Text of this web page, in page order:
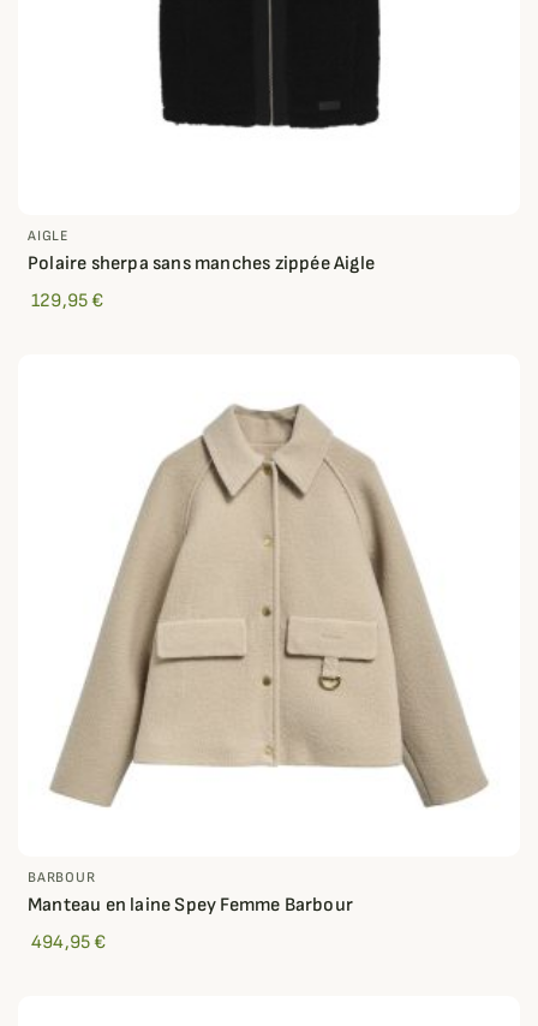
AIGLE
Polaire sherpa sans manches zippée Aigle
129,95 €
BARBOUR
Manteau en laine Spey Femme Barbour
494,95 €